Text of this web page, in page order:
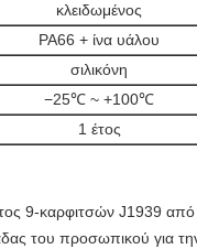
κλειδωμένος
PA66 + ίνα υάλου
σιλικόνη
−25℃ ~ +100℃
1 έτος
9-καρφιτσών J1939 από
του προσωπικού για